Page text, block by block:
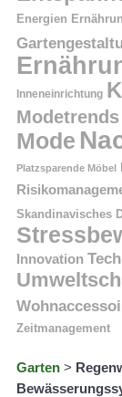
Energien
Inneneinrichtung
Modetrends
Mode
Platzsparende Möbel
Skandinavisches
Innovation
Zeitmanagement
Garten >